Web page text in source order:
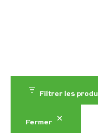
Filtrer les
Fermer